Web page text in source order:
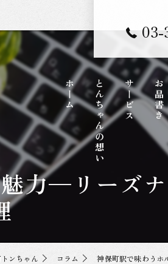
03-
ホーム とんちゃんの想い サービス お品書き
力—リーズ
ンちゃん コラム 神保町駅で味わうホ